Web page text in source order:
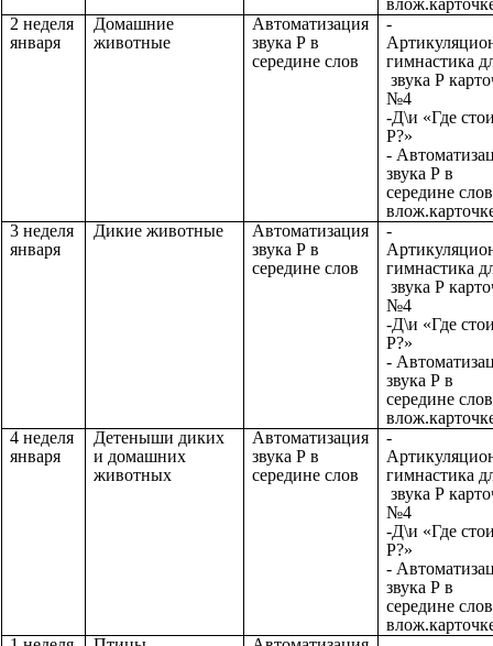
2 неделя
января
Домашние
животные
Автоматизация
звука Р в
середине слов
-
гимнастика
звука Р
№4
-Д\и «Где
Р?»
-
звука Р в
середине
3 неделя
января
Дикие животные
Автоматизация
звука Р в
середине слов
-
гимнастика
звука Р
№4
-Д\и «Где
Р?»
-
звука Р в
середине
4 неделя
января
Детеныши диких
и домашних
животных
Автоматизация
звука Р в
середине слов
-
гимнастика
звука Р
№4
-Д\и «Где
Р?»
-
звука Р в
середине